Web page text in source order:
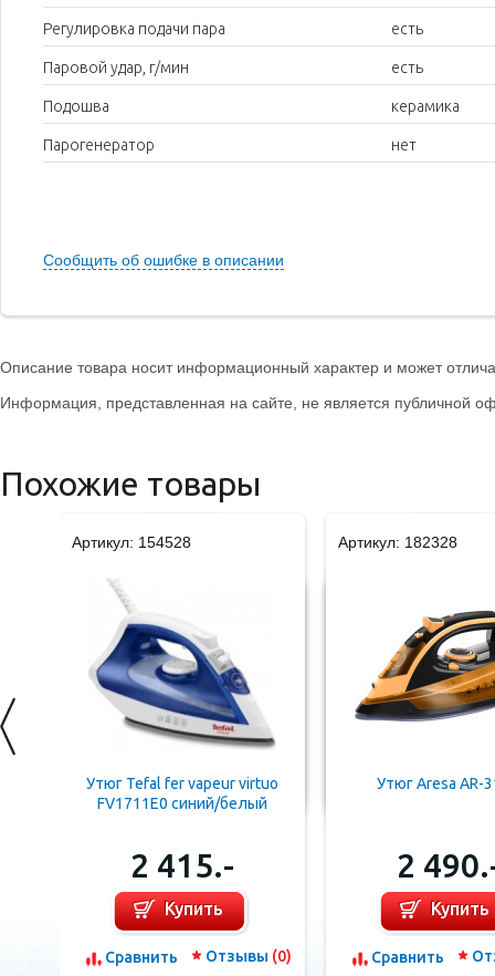
Регулировка подачи пара есть
Паровой удар, г/мин есть
Подошва керамика
Парогенератор нет
Сообщить об ошибке в описании
Описание товара носит информационный характер и может
Информация, представленная на сайте, не является публичной
Похожие товары
Артикул: 154528
Утюг Tefal fer vapeur virtuo
FV1711E0 синий/белый
2 415.-
Купить
Сравнить Отзывы (0)
Артикул: 182328
Утюг Aresa AR-
2
Купить
Сравнить